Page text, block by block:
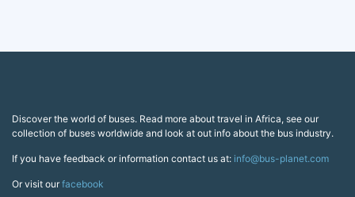
Discover the world of buses. Read more about travel in Africa, see our
collection of buses worldwide and look at out info about the bus industry.
If you have feedback or information contact us at: info@bus-planet.com
Or visit ourfacebook